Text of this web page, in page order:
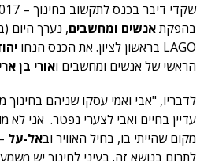
בהפקתאנשים ומחשבים, נערך היום
LAGO בראשון לציון. את הכנס הנחו
הראשי של אנשים ומחשבים ואורי בן ארי
לדבריו, "אבי ואמי עסקו שניהם בחינוך
עדיין בחיים ואבי לצערי נפטר. אני לא
מקום שהייתי בו, בחיל האוויר ובאל-על
לתרום בנושא זה. בעיני לחינוך יש